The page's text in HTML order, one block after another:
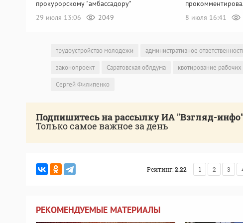
прокурорскому "амбассадору"
29 июля 13:06
2049
8 июля 16:41
трудоустройство молодежи административное
законопроект
Саратовская облдума квотирование рабочих
Сергей Филипенко
Подпишитесь на рассылку ИА "Взгляд-инфо"
Только самое важное за день
Рейтинг:2.22 1 2 3
РЕКОМЕНДУЕМЫЕ МАТЕРИАЛЫ